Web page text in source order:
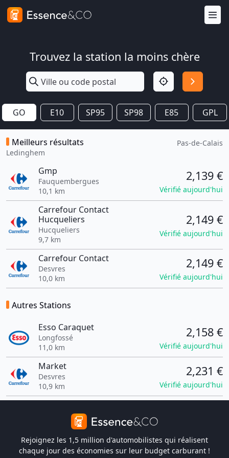
Trouvez la station la moins chère
GO E10 SP95 SP98 E85 GPL
Meilleurs résultats
Ledinghem
Pas-de-Calais
Gmp
Fauquembergues
10,1 km
2,139 €
Vérifié aujourd'hui
Carrefour Contact
Hucqueliers
Hucqueliers
9,7 km
2,149 €
Vérifié aujourd'hui
Carrefour Contact
Desvres
10,0 km
2,149 €
Vérifié aujourd'hui
Autres Stations
Esso Caraquet
Longfossé
11,0 km
2,158 €
Vérifié aujourd'hui
Market
Desvres
10,9 km
2,231 €
Vérifié aujourd'hui
Rejoignez les 1,5 million d'automobilistes qui réalisent
chaque jour des économies sur leur budget carburant !